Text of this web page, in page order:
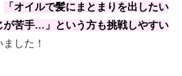
「オイルで髪にまとまりを出したい
が苦手…」という方も挑戦しやすい
した！